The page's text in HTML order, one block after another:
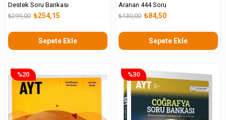
Destek Soru Bankası
₺254,15
₺299,00
Sepete Ekle
Aranan 444 Soru
₺84,50
₺130,00
Sepete Ekle
%20 %30